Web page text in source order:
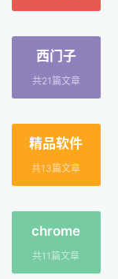
西门子
共21篇文章
精品软件
共13篇文章
chrome
共11篇文章